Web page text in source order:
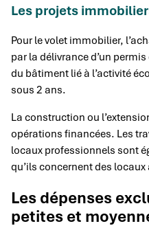
Les projets
Pour le volet immobilier,
par la délivrance d’un
du bâtiment lié à l’activité
sous 2 ans.
La construction ou
opérations financées. Les
locaux professionnels sont
qu’ils concernent des
Les dépenses
petites et